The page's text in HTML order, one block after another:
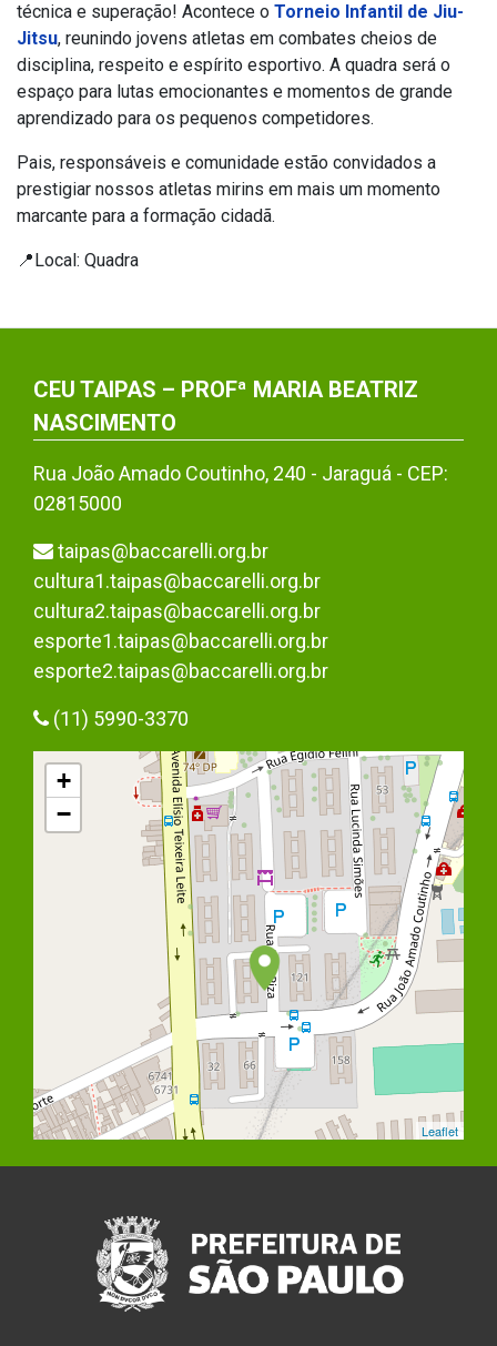
técnica e superação! Acontece o Torneio Infantil de Jiu-
Jitsu, reunindo jovens atletas em combates cheios de
disciplina, respeito e espírito esportivo. A quadra será o
espaço para lutas emocionantes e momentos de grande
aprendizado para os pequenos competidores.
Pais, responsáveis e comunidade estão convidados a
prestigiar nossos atletas mirins em mais um momento
marcante para a formação cidadã.
📍Local: Quadra
CEU TAIPAS – PROFª MARIA BEATRIZ
NASCIMENTO
Rua João Amado Coutinho, 240 - Jaraguá - CEP:
02815000
taipas@baccarelli.org.br
cultura1.taipas@baccarelli.org.br
cultura2.taipas@baccarelli.org.br
esporte1.taipas@baccarelli.org.br
esporte2.taipas@baccarelli.org.br
(11) 5990-3370
+
−
Leaflet